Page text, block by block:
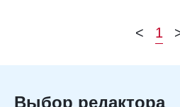
< 1
Выбор редактора